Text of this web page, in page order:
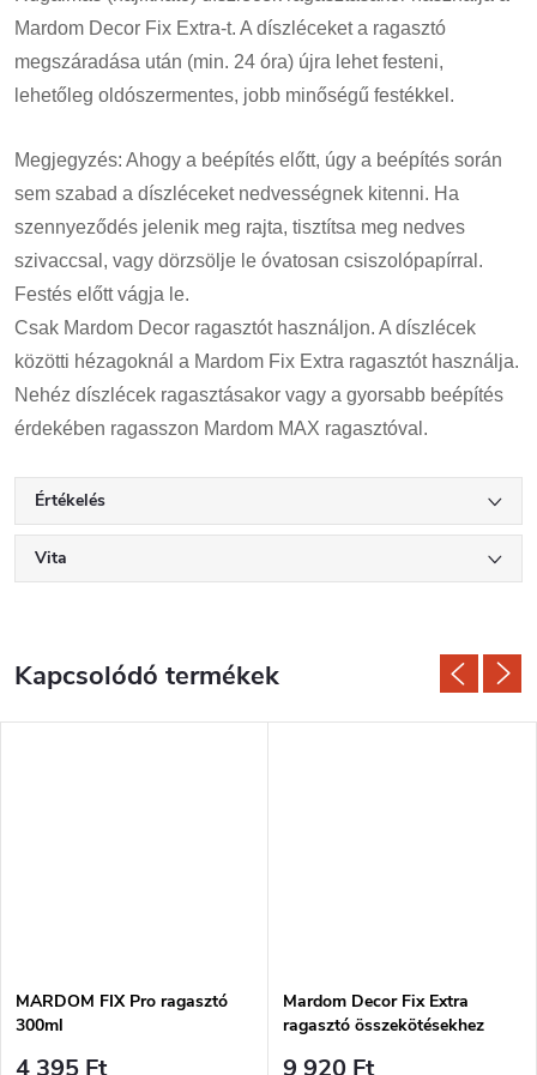
Mardom Decor Fix Extra-t. A díszléceket a ragasztó
megszáradása után (min. 24 óra) újra lehet festeni,
lehetőleg oldószermentes, jobb minőségű festékkel.
Megjegyzés: Ahogy a beépítés előtt, úgy a beépítés során
sem szabad a díszléceket nedvességnek kitenni. Ha
szennyeződés jelenik meg rajta, tisztítsa meg nedves
szivaccsal, vagy dörzsölje le óvatosan csiszolópapírral.
Festés előtt vágja le.
Csak Mardom Decor ragasztót használjon. A díszlécek
közötti hézagoknál a Mardom Fix Extra ragasztót használja.
Nehéz díszlécek ragasztásakor vagy a gyorsabb beépítés
érdekében ragasszon Mardom MAX ragasztóval.
Értékelés
Vita
Kapcsolódó termékek
MARDOM FIX Pro ragasztó
300ml
4 395 Ft
Mardom Decor Fix Extra
ragasztó összekötésekhez
9 920 Ft